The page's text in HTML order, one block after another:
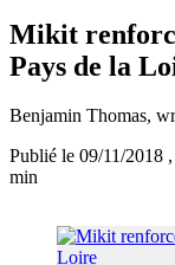
Mikit
Pays de la
Benjamin Thomas,
Publié le 09/11/2018
min